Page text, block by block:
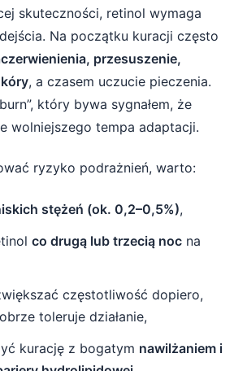
skuteczności, retinol wymaga
Na początku kuracji często
przesuszenie,
, a czasem uczucie pieczenia.
który bywa sygnałem, że
wolniejszego tempa adaptacji.
ryzyko podrażnień, warto:
stężeń (ok. 0,2–0,5%),
co drugą lub trzecią noc na
częstotliwość dopiero,
toleruje działanie,
kurację z bogatym nawilżaniem i